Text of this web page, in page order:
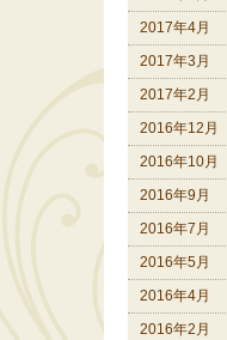
2017年4月
2017年3月
2017年2月
2016年12月
2016年10月
2016年9月
2016年7月
2016年5月
2016年4月
2016年2月